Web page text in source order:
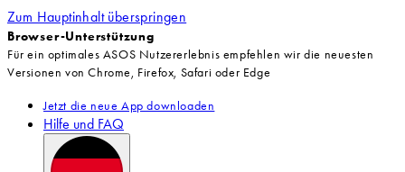
Zum Hauptinhalt überspringen
Browser-Unterstützung
Für ein optimales ASOS Nutzererlebnis empfehlen wir die neuesten
Versionen von Chrome, Firefox, Safari oder Edge
Jetzt die neue App downloaden
Hilfe und FAQ